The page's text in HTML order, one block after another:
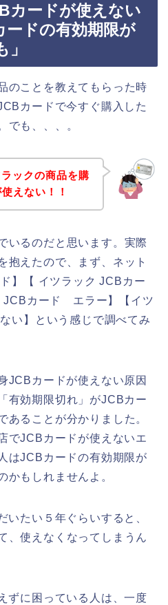
カードが使えない
ードの有効期限が
のことを教えてもらった時
カードで今すぐ購入した
でも、、、。
ックの商品を購
えない！！
いるのだと思います。実際
抱えたので、まず、ネット
】【 イツラック JCBカー
JCBカード エラー】【イツ
い】という感じで調べてみ
JCBカードが使えない原因
有効期限切れ」がJCBカー
あることが分かりました。
でJCBカードが使えないエ
はJCBカードの有効期限が
かもしれませんよ。
いたい５年ぐらいすると、
、使えなくなってしまうん
ずに困っている人は、一度